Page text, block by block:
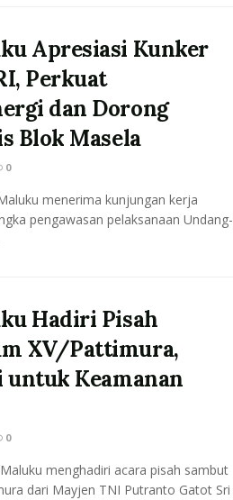
Apresiasi Kunker
Perkuat
dan Dorong
Blok Masela
0
menerima kunjungan kerja
pengawasan pelaksanaan Undang-
Hadiri Pisah
XV/Pattimura,
Keamanan
0
menghadiri acara pisah sambut
dari Mayjen TNI Putranto Gatot Sri